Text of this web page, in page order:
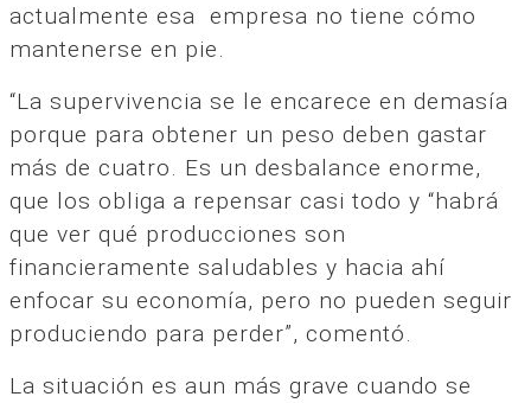
actualmente esa empresa no tiene cómo
mantenerse en pie.
“La supervivencia se le encarece en demasía
porque para obtener un peso deben gastar
más de cuatro. Es un desbalance enorme,
que los obliga a repensar casi todo y “habrá
que ver qué producciones son
financieramente saludables y hacia ahí
enfocar su economía, pero no pueden seguir
produciendo para perder”, comentó.
La situación es aun más grave cuando se